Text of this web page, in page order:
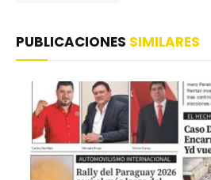
PUBLICACIONES SIMILARES